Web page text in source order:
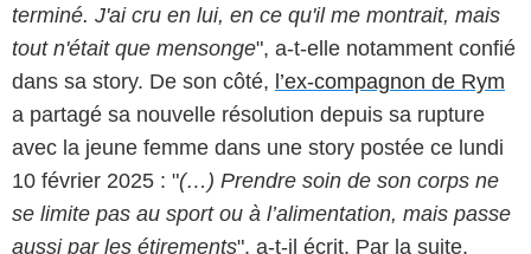
terminé. J'ai cru en lui, en ce qu'il me montrait, mais
tout n'était que mensonge", a-t-elle notamment confié
dans sa story. De son côté, l’ex-compagnon de Rym
a partagé sa nouvelle résolution depuis sa rupture
avec la jeune femme dans une story postée ce lundi
10 février 2025 : "(…) Prendre soin de son corps ne
se limite pas au sport ou à l’alimentation, mais passe
aussi par les étirements", a-t-il écrit. Par la suite,